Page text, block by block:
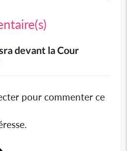
devant la Cour
pour commenter ce